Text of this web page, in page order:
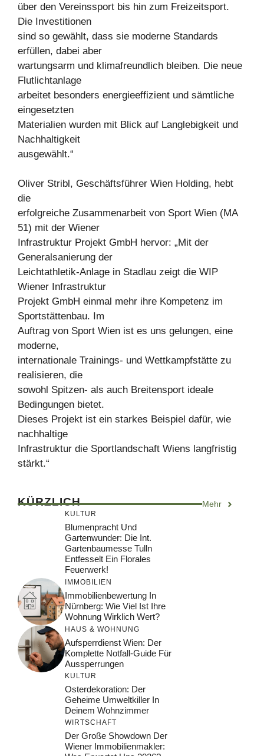
über den Vereinssport bis hin zum Freizeitsport.
Die Investitionen
sind so gewählt, dass sie moderne Standards
erfüllen, dabei aber
wartungsarm und klimafreundlich bleiben. Die neue
Flutlichtanlage
arbeitet besonders energieeffizient und sämtliche
eingesetzten
Materialien wurden mit Blick auf Langlebigkeit und
Nachhaltigkeit
ausgewählt.“
Oliver Stribl, Geschäftsführer Wien Holding, hebt
die
erfolgreiche Zusammenarbeit von Sport Wien (MA
51) mit der Wiener
Infrastruktur Projekt GmbH hervor: „Mit der
Generalsanierung der
Leichtathletik-Anlage in Stadlau zeigt die WIP
Wiener Infrastruktur
Projekt GmbH einmal mehr ihre Kompetenz im
Sportstättenbau. Im
Auftrag von Sport Wien ist es uns gelungen, eine
moderne,
internationale Trainings- und Wettkampfstätte zu
realisieren, die
sowohl Spitzen- als auch Breitensport ideale
Bedingungen bietet.
Dieses Projekt ist ein starkes Beispiel dafür, wie
nachhaltige
Infrastruktur die Sportlandschaft Wiens langfristig
stärkt.“
KÜRZLICH Mehr
KULTUR
Blumenpracht Und
Gartenwunder: Die Int.
Gartenbaumesse Tulln
Entfesselt Ein Florales
Feuerwerk!
IMMOBILIEN
Immobilienbewertung In
Nürnberg: Wie Viel Ist Ihre
Wohnung Wirklich Wert?
HAUS & WOHNUNG
Aufsperrdienst Wien: Der
Komplette Notfall-Guide Für
Aussperrungen
KULTUR
Osterdekoration: Der
Geheime Umweltkiller In
Deinem Wohnzimmer
WIRTSCHAFT
Der Große Showdown Der
Wiener Immobilienmakler: